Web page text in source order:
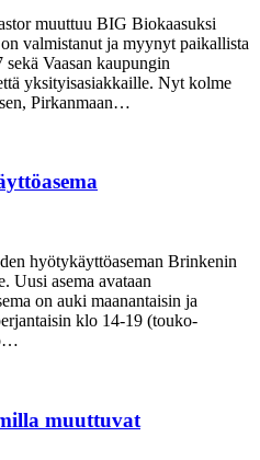
muuttuu BIG Biokaasuksi
valmistanut ja myynyt paikallista
Vaasan kaupungin
yksityisasiakkaille. Nyt kolme
Pirkanmaan…
hyötykäyttöaseman Brinkenin
Uusi asema avataan
on auki maanantaisin ja
klo 14-19 (touko-
muuttuvat